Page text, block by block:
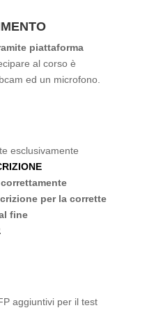
piattaforma
al corso è
ed un microfono.
esclusivamente
per la corrette
fine
aggiuntivi per il test